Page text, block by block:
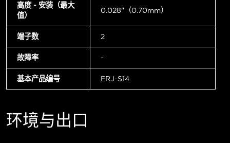
高度 - 安装（最大
值）
0.028"（0.70mm）
端子数 2
故障率 -
基本产品编号 ERJ-S14
环境与出口